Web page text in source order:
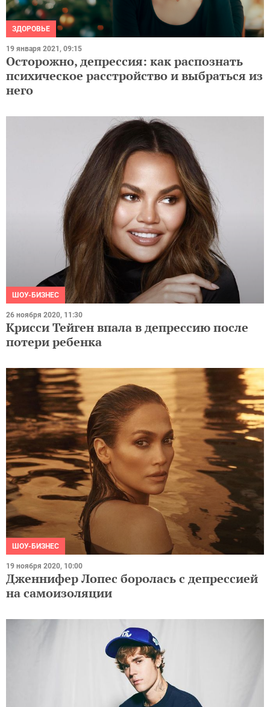
ЗДОРОВЬЕ
19 января 2021, 09:15
Осторожно, депрессия: как распознать
психическое расстройство и выбраться из
него
ШОУ-БИЗНЕС
26 ноября 2020, 11:30
Крисси Тейген впала в депрессию после
потери ребенка
ШОУ-БИЗНЕС
19 ноября 2020, 10:00
Дженнифер Лопес боролась с депрессией
на самоизоляции